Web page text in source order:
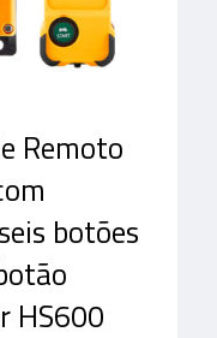
Remoto
botões
HS600